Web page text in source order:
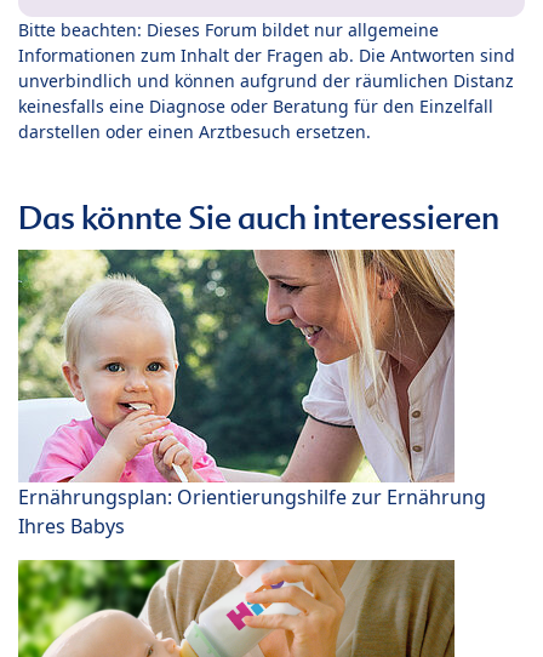
Bitte beachten: Dieses Forum bildet nur allgemeine
Informationen zum Inhalt der Fragen ab. Die Antworten sind
unverbindlich und können aufgrund der räumlichen Distanz
keinesfalls eine Diagnose oder Beratung für den Einzelfall
darstellen oder einen Arztbesuch ersetzen.
Das könnte Sie auch interessieren
Ernährungsplan: Orientierungshilfe zur Ernährung
Ihres Babys